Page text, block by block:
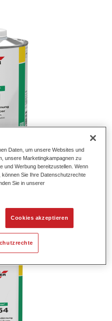
Verdünnung
Daten, um unsere Websites und
unsere Marketingkampagnen zu
und Werbung bereitzustellen. Wenn
Sie Ihre Datenschutzrechte
Sie in unserer
Cookies akzeptieren